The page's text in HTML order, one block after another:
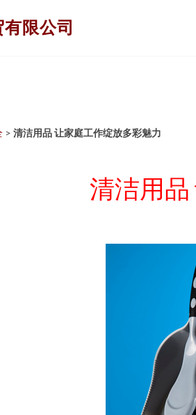
限公司
> 清洁用品 让家庭工作绽放多彩魅力
清洁用